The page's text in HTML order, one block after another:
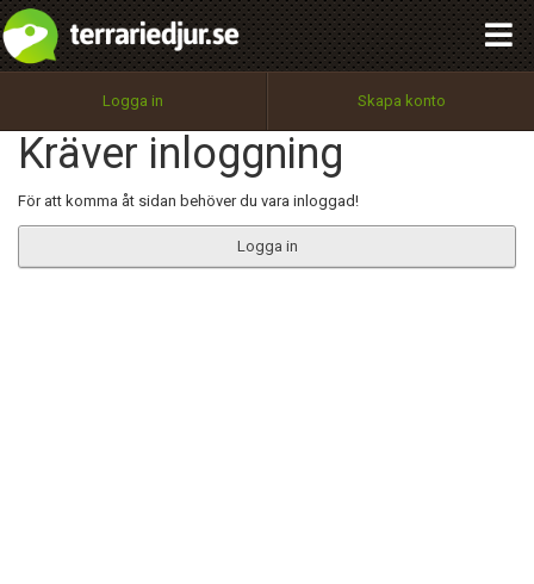
Logga in Skapa konto
Kräver inloggning
För att komma åt sidan behöver du vara inloggad!
Logga in
Utför
100%
OK
integritetspolicy
Namn:
Epost:
Begär nytt lösenord
Tillbaka till förstasidan